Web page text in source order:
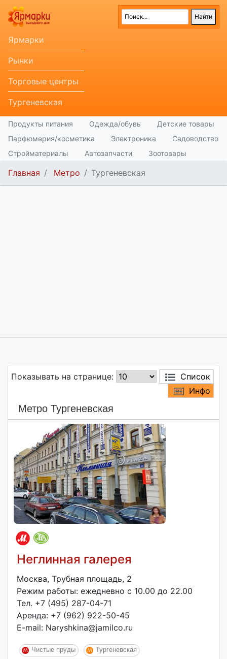
Ярмарки
Рынки
Торговые центры
Тургеневская
Продукты питания Одежда/обувь
Детские товары
Парфюмерия/косметика
Электроника
Садоводство
Стройматериалы
Автозапчасти Зоотовары
Главная Метро Тургеневская
Показывать на странице:
Список
Инфо
Метро Тургеневская
Неглинная галерея
Москва, Трубная площадь, 2
Режим работы: ежедневно с 10.00 до 22.00
Тел. +7 (495) 287-04-71
Аренда: +7 (962) 922-50-45
E-mail: Naryshkina@jamilco.ru
Чистые пруды Тургеневская